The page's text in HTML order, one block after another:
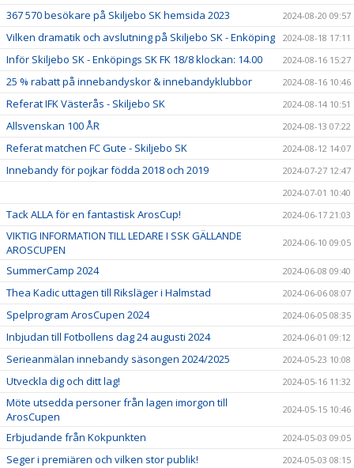
367 570 besökare på Skiljebo SK hemsida 2023 2024-08-20 09:57
Vilken dramatik och avslutning på Skiljebo SK - Enköping 2024-08-18 17:11
Inför Skiljebo SK - Enköpings SK FK 18/8 klockan: 14.00 2024-08-16 15:27
25 % rabatt på innebandyskor & innebandyklubbor 2024-08-16 10:46
Referat IFK Västerås - Skiljebo SK 2024-08-14 10:51
Allsvenskan 100 ÅR 2024-08-13 07:22
Referat matchen FC Gute - Skiljebo SK 2024-08-12 14:07
Innebandy för pojkar födda 2018 och 2019
2024-07-27 12:47
2024-07-01 10:40
Tack ALLA för en fantastisk ArosCup! 2024-06-17 21:03
VIKTIG INFORMATION TILL LEDARE I SSK GÄLLANDE
AROSCUPEN
2024-06-10 09:05
SummerCamp 2024 2024-06-08 09:40
Thea Kadic uttagen till Riksläger i Halmstad 2024-06-06 08:07
Spelprogram ArosCupen 2024 2024-06-05 08:35
Inbjudan till Fotbollens dag 24 augusti 2024 2024-06-01 09:12
Serieanmälan innebandy säsongen 2024/2025 2024-05-23 10:08
Utveckla dig och ditt lag! 2024-05-16 11:32
Möte utsedda personer från lagen imorgon till
ArosCupen
2024-05-15 10:46
Erbjudande från Kokpunkten 2024-05-03 09:05
Seger i premiären och vilken stor publik! 2024-05-03 08:15